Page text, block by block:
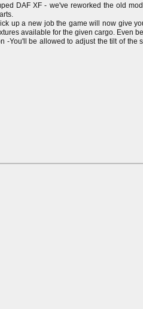
DAF XF - we've reworked the old
up a new job the game will now give
available for the given cargo. Even
-You'll be allowed to adjust the tilt of